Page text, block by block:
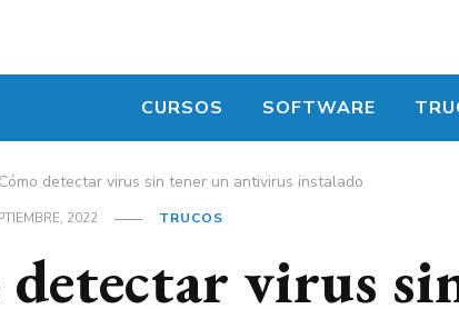
CURSOS SOFTWARE
Cómo detectar virus sin tener un antivirus instalado
2022 TRUCOS
detectar virus